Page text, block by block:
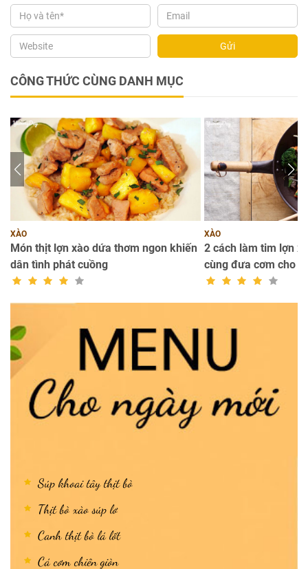
Gửi
CÔNG THỨC CÙNG DANH MỤC
XÀO
Món thịt lợn xào dứa thơm ngon khiến
dân tình phát cuồng
XÀO
2 cách làm tim lợn
cùng đưa cơm cho
Súp khoai tây thịt bò
Thịt bò xào súp lơ
Canh thịt bò lá lốt
Cá cơm chiên giòn